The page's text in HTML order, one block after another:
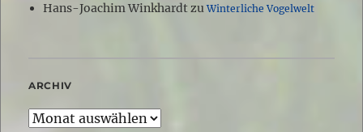
Hans-Joachim WinkhardtzuWinterliche Vogelwelt
ARCHIV
Archiv